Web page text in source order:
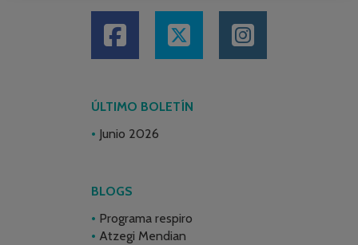
ÚLTIMO BOLETÍN
Junio 2026
BLOGS
Programa respiro
Atzegi Mendian